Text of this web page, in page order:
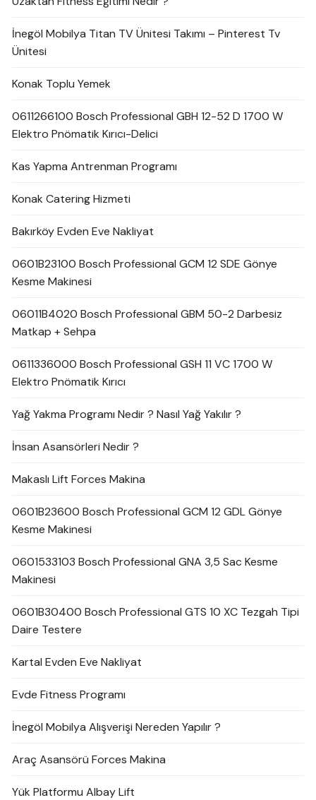
İnegöl Mobilya Titan TV Ünitesi Takımı – Pinterest Tv
Ünitesi
Konak Toplu Yemek
0611266100 Bosch Professional GBH 12-52 D 1700 W
Elektro Pnömatik Kırıcı-Delici
Kas Yapma Antrenman Programı
Konak Catering Hizmeti
Bakırköy Evden Eve Nakliyat
0601B23100 Bosch Professional GCM 12 SDE Gönye
Kesme Makinesi
06011B4020 Bosch Professional GBM 50-2 Darbesiz
Matkap + Sehpa
0611336000 Bosch Professional GSH 11 VC 1700 W
Elektro Pnömatik Kırıcı
Yağ Yakma Programı Nedir ? Nasıl Yağ Yakılır ?
İnsan Asansörleri Nedir ?
Makaslı Lift Forces Makina
0601B23600 Bosch Professional GCM 12 GDL Gönye
Kesme Makinesi
0601533103 Bosch Professional GNA 3,5 Sac Kesme
Makinesi
0601B30400 Bosch Professional GTS 10 XC Tezgah Tipi
Daire Testere
Kartal Evden Eve Nakliyat
Evde Fitness Programı
İnegöl Mobilya Alışverişi Nereden Yapılır ?
Araç Asansörü Forces Makina
Yük Platformu Albay Lift